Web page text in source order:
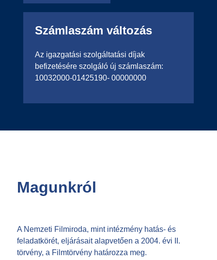
Számlaszám változás
Az igazgatási szolgáltatási díjak
befizetésére szolgáló új számlaszám:
10032000-01425190- 00000000
Magunkról
A Nemzeti Filmiroda, mint intézmény hatás- és
feladatkörét, eljárásait alapvetően a 2004. évi II.
törvény, a Filmtörvény határozza meg.